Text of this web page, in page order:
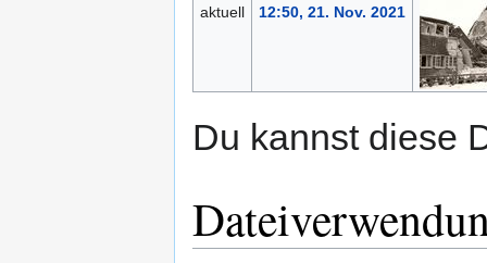
aktuell
12:50, 21. Nov. 2021
Du kannst diese